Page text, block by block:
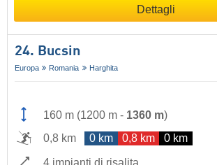
Dettagli
24. Bucsin
Europa Romania Harghita
160 m (1200 m - 1360 m)
0,8 km
0 km 0,8 km 0 km
4 impianti di risalita